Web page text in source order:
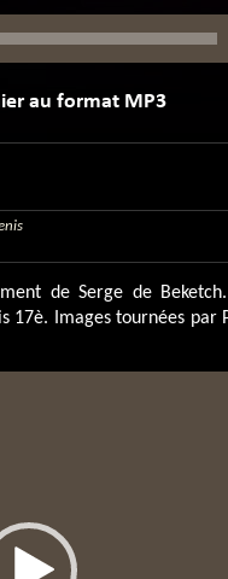
de Serge de
17è. Images tournées par